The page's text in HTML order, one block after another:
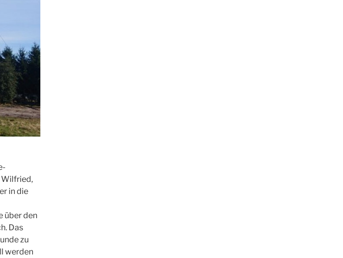
Wilfried,
in die
über den
Das
zu
werden